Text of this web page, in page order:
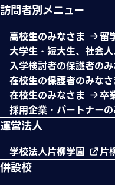
訪問者別メニュー
高校生のみなさま
留
大学生・短大生、社会
入学検討者の保護者の
在校生の保護者のみな
在校生のみなさま
卒
採用企業・パートナー
運営法人
学校法人片柳学園 片
併設校